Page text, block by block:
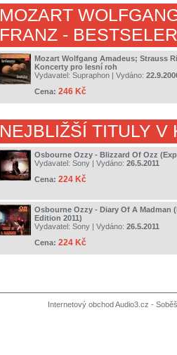
MOZART
FRANZ -
Mozart Wolfgang Amadeus; Strauss
Koncerty pro lesní roh
Vydavatel: Supraphon | Vydáno:
Cena: 246 Kč
NEJBLIŽŠÍ TITULY V
Osbourne Ozzy - Blizzard Of Ozz
Vydavatel: Sony | Vydáno: 26.5.2011
Cena: 224 Kč
Osbourne Ozzy - Diary Of A Madman
Edition 2011)
Vydavatel: Sony | Vydáno: 26.5.2011
Cena: 224 Kč
Internetový obchod Audio3.cz -